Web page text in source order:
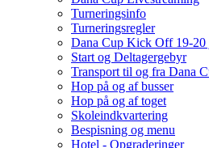
Turneringsinfo
Turneringsregler
Dana Cup Kick Off 19-20
Start og Deltagergebyr
Transport til og fra Dana
Hop på og af busser
Hop på og af toget
Skoleindkvartering
Bespisning og menu
Hotel - Opgraderinger